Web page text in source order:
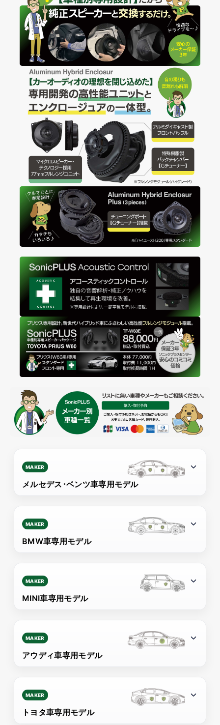
MAKER
メルセデス･ベンツ車専用モデル
MAKER
BMW車専用モデル
MAKER
MINI車専用モデル
MAKER
アウディ車専用モデル
MAKER
トヨタ車専用モデル